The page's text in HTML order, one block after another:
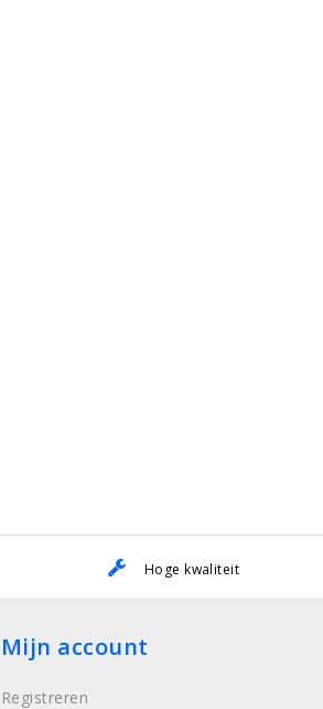
Hoge kwaliteit
Mijn account
Registreren